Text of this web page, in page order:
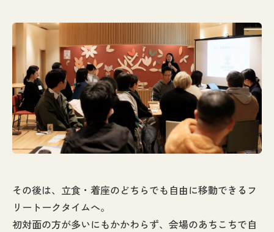
その後は、立食・着座のどちらでも自由に移動できるフ
リートークタイムへ。
初対面の方が多いにもかかわらず、会場のあちこちで自